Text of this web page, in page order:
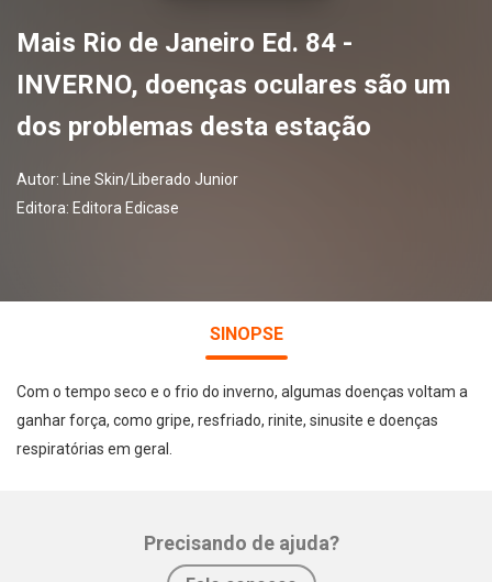
Mais Rio de Janeiro Ed. 84 -
INVERNO, doenças oculares são um
dos problemas desta estação
Autor:
Line Skin/Liberado Junior
Editora: Editora Edicase
SINOPSE
Com o tempo seco e o frio do inverno, algumas doenças voltam a
ganhar força, como gripe, resfriado, rinite, sinusite e doenças
respiratórias em geral.
Precisando de ajuda?
Twitter